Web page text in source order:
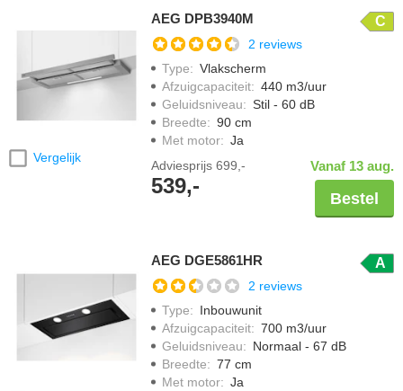
Vergelijk
AEG DPB3940M C
2 reviews
Type: Vlakscherm
Afzuigcapaciteit: 440 m3/uur
Geluidsniveau: Stil - 60 dB
Breedte: 90 cm
Met motor: Ja
Adviesprijs 699,-
539,-
Vanaf 13 aug.
Bestel
AEG DGE5861HR A
2 reviews
Type: Inbouwunit
Afzuigcapaciteit: 700 m3/uur
Geluidsniveau: Normaal - 67 dB
Breedte: 77 cm
Met motor: Ja